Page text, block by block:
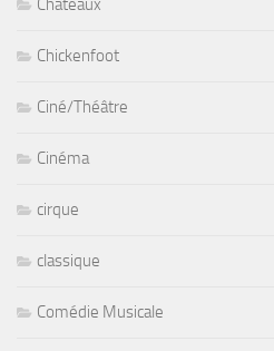
Chateaux
Chickenfoot
Ciné/Théâtre
Cinéma
cirque
classique
Comédie Musicale